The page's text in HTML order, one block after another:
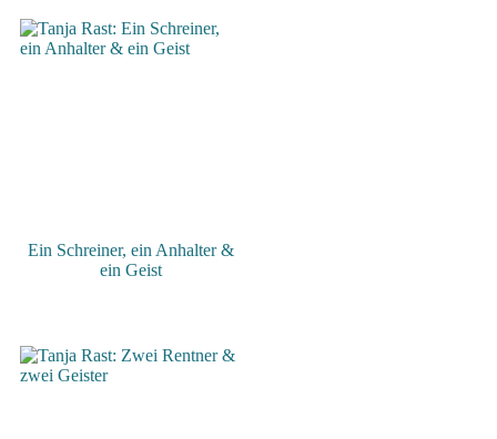
Ein Schreiner, ein Anhalter &
ein Geist